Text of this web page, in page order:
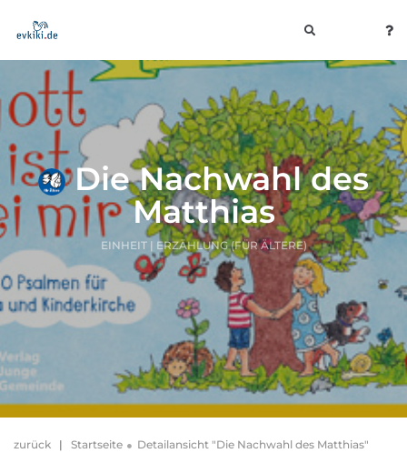
toggle
Die Nachwahl des
Matthias
EINHEIT | ERZÄHLUNG (FÜR ÄLTERE)
zurück | Startseite Detailansicht "Die Nachwahl des Matthias"